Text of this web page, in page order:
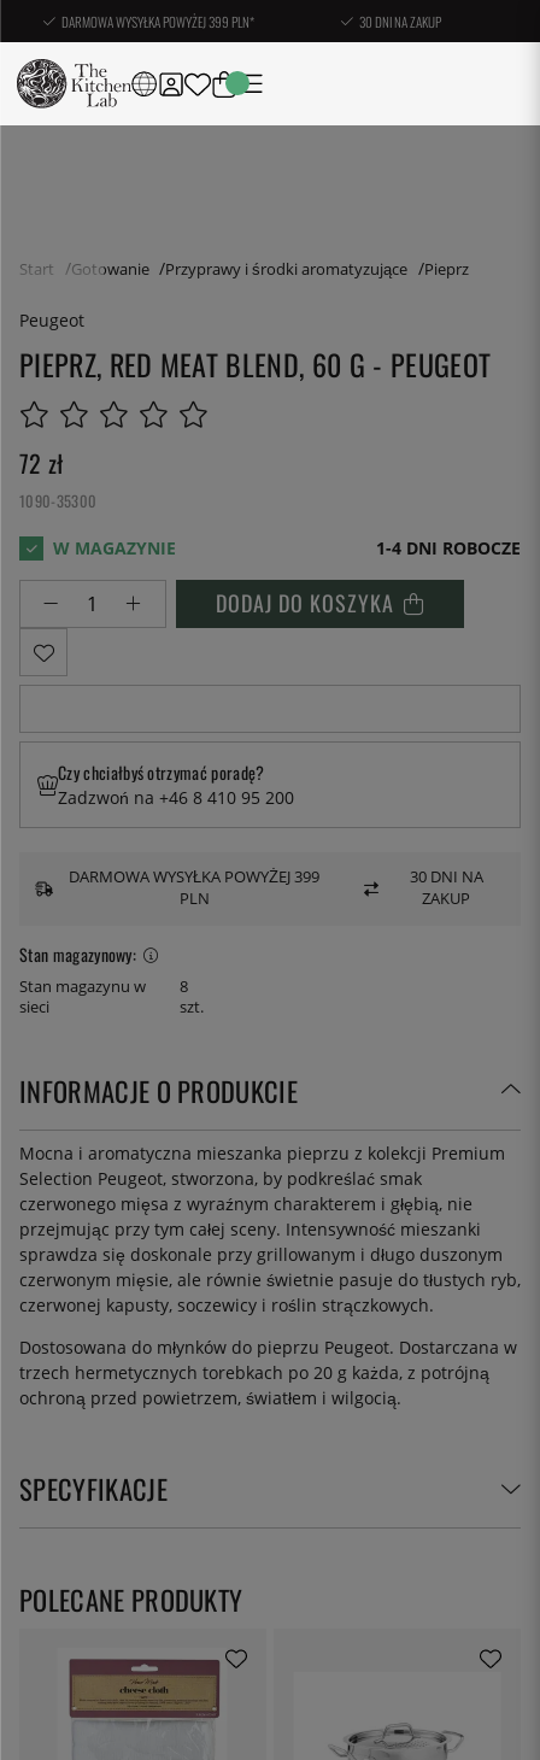
DARMOWA WYSYŁKA POWYŻEJ 399 PLN* 30 DNI NA ZAKUP
Start Gotowanie Przyprawy i środki aromatyzujące Pieprz
Peugeot
PIEPRZ, RED MEAT BLEND, 60 G - PEUGEOT
72 zł
1090-35300
1-4 DNI ROBOCZE
DODAJ DO KOSZYKA
Stan magazynowy:
Stan magazynu w
sieci
8
szt.
Czy chciałbyś otrzymać poradę?
Zadzwoń na +46 8 410 95 200
DARMOWA WYSYŁKA POWYŻEJ 399
PLN
30 DNI NA
ZAKUP
INFORMACJE O PRODUKCIE
Mocna i aromatyczna mieszanka pieprzu z kolekcji Premium
Selection Peugeot, stworzona, by podkreślać smak
czerwonego mięsa z wyraźnym charakterem i głębią, nie
przejmując przy tym całej sceny. Intensywność mieszanki
sprawdza się doskonale przy grillowanym i długo duszonym
czerwonym mięsie, ale równie świetnie pasuje do tłustych ryb,
czerwonej kapusty, soczewicy i roślin strączkowych.
Dostosowana do młynków do pieprzu Peugeot. Dostarczana w
trzech hermetycznych torebkach po 20 g każda, z potrójną
ochroną przed powietrzem, światłem i wilgocią.
SPECYFIKACJE
POLECANE PRODUKTY